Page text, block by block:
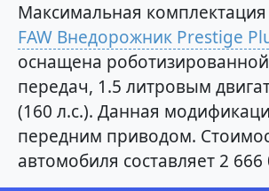
Максимальная комплектация
FAW Внедорожник Prestige
оснащена
передач, 1.5 литровым
(160 л.с.). Данная
передним приводом.
автомобиля составляет 2 666